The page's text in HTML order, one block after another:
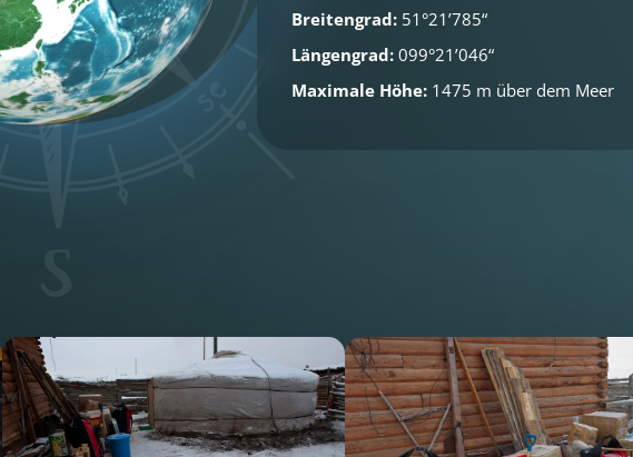
Breitengrad: 51°21’785“
Längengrad: 099°21’046“
Maximale Höhe: 1475 m über dem Meer